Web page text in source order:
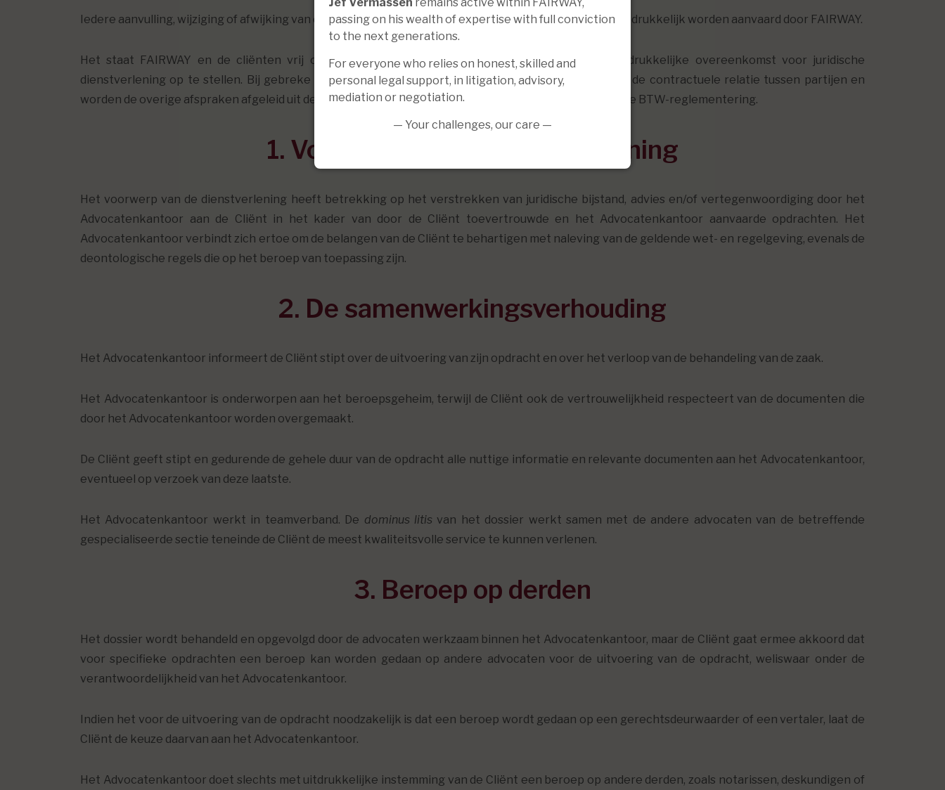
Iedere aanvulling, wijziging of afwijking van deze algemene voorwaarden moet vooraf schriftelijk en uitdrukkelijk worden aanvaard door FAIRWAY.
Het staat FAIRWAY en de cliënten vrij om naast de onderlinge afspraken een aanvullende, uitdrukkelijke overeenkomst voor juridische
dienstverlening op te stellen. Bij gebreke daarvan beheersen onderhavige algemene voorwaarden de contractuele relatie tussen partijen en
worden de overige afspraken afgeleid uit de onderlinge communicatie. FAIRWAY is onderworpen aan de BTW-reglementering.
1. Voorwerp van de dienstverlening
Het voorwerp van de dienstverlening heeft betrekking op het verstrekken van juridische bijstand, advies en/of vertegenwoordiging door het
Advocatenkantoor aan de Cliënt in het kader van door de Cliënt toevertrouwde en het Advocatenkantoor aanvaarde opdrachten. Het
Advocatenkantoor verbindt zich ertoe om de belangen van de Cliënt te behartigen met naleving van de geldende wet- en regelgeving, evenals de
deontologische regels die op het beroep van toepassing zijn.
2. De samenwerkingsverhouding
Het Advocatenkantoor informeert de Cliënt stipt over de uitvoering van zijn opdracht en over het verloop van de behandeling van de zaak.
Het Advocatenkantoor is onderworpen aan het beroepsgeheim, terwijl de Cliënt ook de vertrouwelijkheid respecteert van de documenten die
door het Advocatenkantoor worden overgemaakt.
De Cliënt geeft stipt en gedurende de gehele duur van de opdracht alle nuttige informatie en relevante documenten aan het Advocatenkantoor,
eventueel op verzoek van deze laatste.
Het Advocatenkantoor werkt in teamverband. De dominus litis van het dossier werkt samen met de andere advocaten van de betreffende
gespecialiseerde sectie teneinde de Cliënt de meest kwaliteitsvolle service te kunnen verlenen.
3. Beroep op derden
Het dossier wordt behandeld en opgevolgd door de advocaten werkzaam binnen het Advocatenkantoor, maar de Cliënt gaat ermee akkoord dat
voor specifieke opdrachten een beroep kan worden gedaan op andere advocaten voor de uitvoering van de opdracht, weliswaar onder de
verantwoordelijkheid van het Advocatenkantoor.
Indien het voor de uitvoering van de opdracht noodzakelijk is dat een beroep wordt gedaan op een gerechtsdeurwaarder of een vertaler, laat de
Cliënt de keuze daarvan aan het Advocatenkantoor.
Het Advocatenkantoor doet slechts met uitdrukkelijke instemming van de Cliënt een beroep op andere derden, zoals notarissen, deskundigen of
Jef Vermassen remains active within FAIRWAY,
passing on his wealth of expertise with full conviction
to the next generations.
For everyone who relies on honest, skilled and
personal legal support, in litigation, advisory,
mediation or negotiation.
— Your challenges, our care —